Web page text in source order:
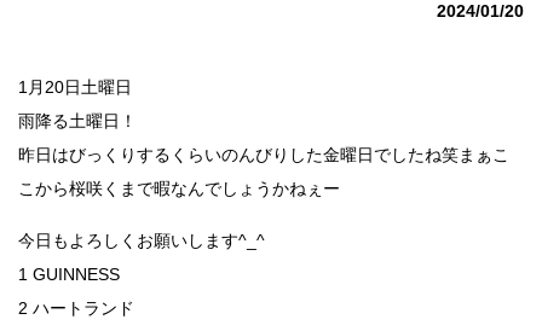
2024/01/20
1月20日土曜日
雨降る土曜日！
昨日はびっくりするくらいのんびりした金曜日でしたね笑まぁこ
こから桜咲くまで暇なんでしょうかねぇー
今日もよろしくお願いします^_^
1 GUINNESS
2 ハートランド